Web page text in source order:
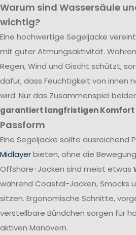
Warum sind Wassersäule
wichtig?
Eine hochwertige Segeljacke
mit guter Atmungsaktivität.
Regen, Wind und Gischt schützt,
dafür, dass Feuchtigkeit von innen
wird. Nur das Zusammenspiel
garantiert langfristigen Komfort
Passform
Eine Segeljacke sollte ausreichend
Midlayerbieten, ohne die
Offshore-Jacken sind meist etwas
während Coastal-Jacken, Smocks
sitzen. Ergonomische Schnitte,
verstellbare Bündchen sorgen für
aktiven Manövern.